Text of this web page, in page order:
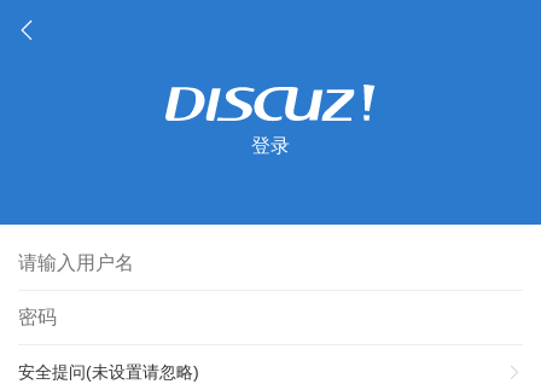
登录
安全提问(未设置请忽略)